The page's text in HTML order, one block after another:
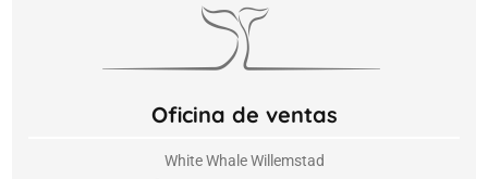
Oficina de ventas
White Whale Willemstad